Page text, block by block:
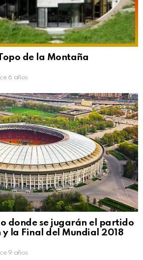
de la Montaña
6 años
donde se jugarán el partido
la Final del Mundial 2018
9 años